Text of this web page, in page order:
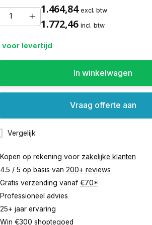
1.464,84 excl. btw
1.772,46 incl. btw
voor levertijd
In winkelwagen
Vergelijk
Vraag offerte aan
Kopen op rekening voor zakelijke klanten
4.5 / 5 op basis van 200+ reviews
Gratis verzending vanaf €70*
Professioneel advies
25+ jaar ervaring
Win €300 shoptegoed